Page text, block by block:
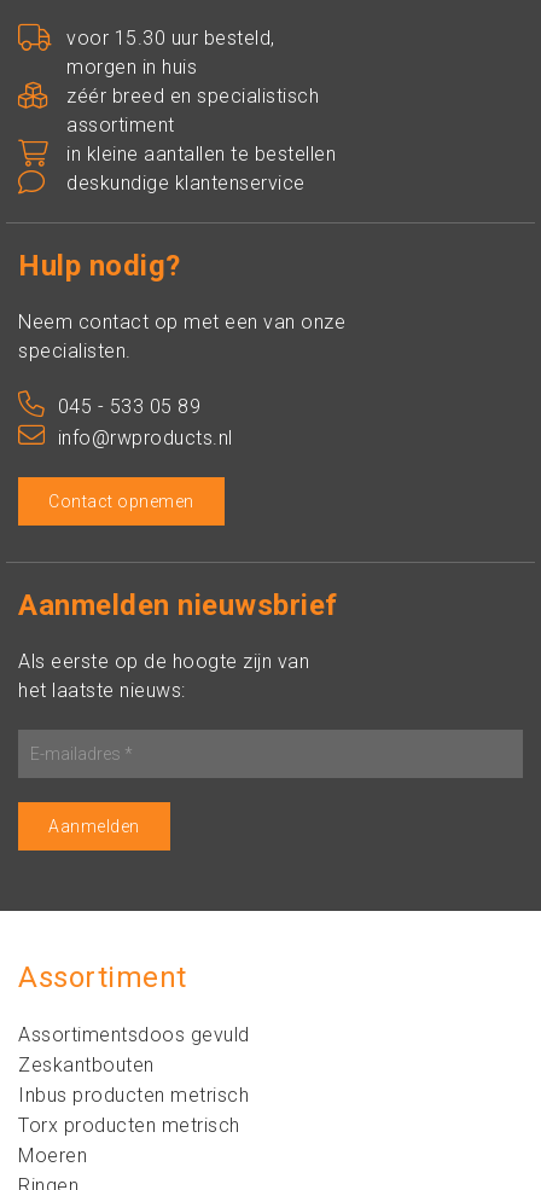
voor 15.30 uur besteld,
morgen in huis
zéér breed en specialistisch
assortiment
in kleine aantallen te bestellen
deskundige klantenservice
Hulp nodig?
Neem contact op met een van onze
specialisten.
045 - 533 05 89
info@rwproducts.nl
Contact opnemen
Aanmelden nieuwsbrief
Als eerste op de hoogte zijn van
het laatste nieuws:
Assortiment
Assortimentsdoos gevuld
Zeskantbouten
Inbus producten metrisch
Torx producten metrisch
Moeren